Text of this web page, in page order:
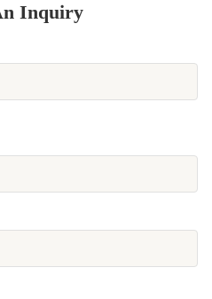
편안함과 지지력
성을 제공합니...
Inquiry